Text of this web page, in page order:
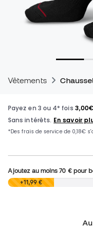
Vêtements
Ajoutez au moins70 €pour
0,00 €+11,99 €